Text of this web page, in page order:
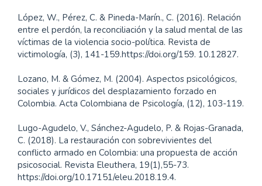
López, W., Pérez, C. & Pineda-Marín., C. (2016). Relación
entre el perdón, la reconciliación y la salud mental de las
víctimas de la violencia socio-política. Revista de
victimología, (3), 141-159.https://doi.org/159. 10.12827.
Lozano, M. & Gómez, M. (2004). Aspectos psicológicos,
sociales y jurídicos del desplazamiento forzado en
Colombia. Acta Colombiana de Psicología, (12), 103-119.
Lugo-Agudelo, V., Sánchez-Agudelo, P. & Rojas-Granada,
C. (2018). La restauración con sobrevivientes del
conflicto armado en Colombia: una propuesta de acción
psicosocial. Revista Eleuthera, 19(1),55-73.
https://doi.org/10.17151/eleu.2018.19.4.